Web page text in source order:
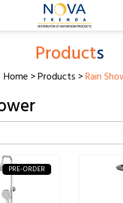
Products
Home >Products >Rain
PRE-ORDER